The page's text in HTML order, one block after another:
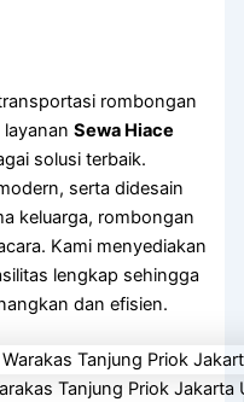
rombongan
layananSewa Hiace
solusi terbaik.
serta didesain
keluarga, rombongan
Kami menyediakan
lengkap sehingga
dan efisien.
Tanjung Priok Jakarta